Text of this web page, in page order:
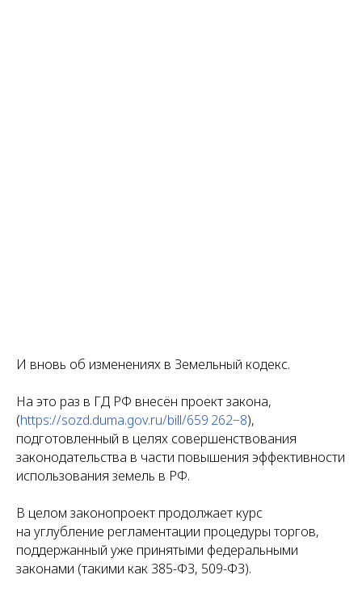
И вновь об изменениях в Земельный кодекс.
На это раз в ГД РФ внесён проект закона,
(https://sozd.duma.gov.ru/bill/659 262−8),
подготовленный в целях совершенствования
законодательства в части повышения эффективности
использования земель в РФ.
В целом законопроект продолжает курс
на углубление регламентации процедуры торгов,
поддержанный уже принятыми федеральными
законами (такими как 385-ФЗ, 509-ФЗ).